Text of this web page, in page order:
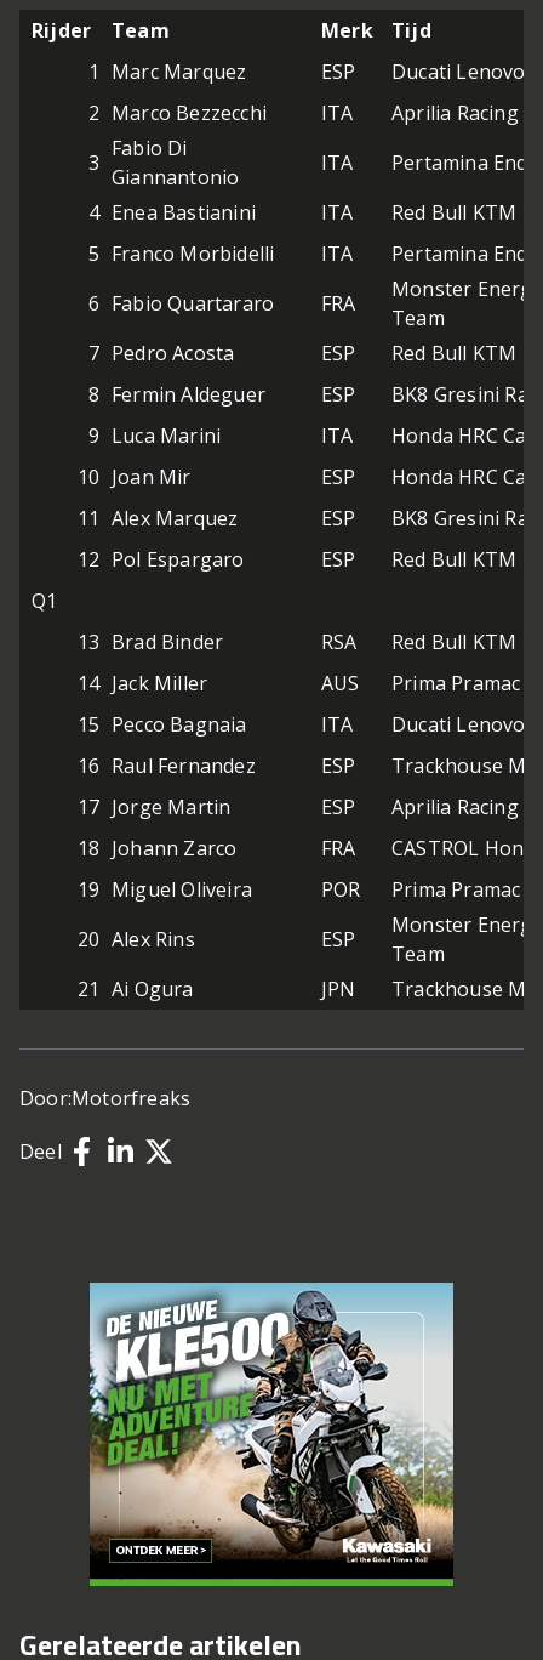
Rijder Team Merk
Tijd
1
Marc Marquez ESP
Ducati Lenovo
2 Marco Bezzecchi ITA
Aprilia Racing
3
Fabio Di
Giannantonio
ITA
Pertamina
4 Enea Bastianini ITA
Red Bull KTM
5 Franco Morbidelli ITA
Pertamina
6 Fabio Quartararo FRA
Monster
Team
7 Pedro Acosta ESP
Red Bull KTM
8 Fermin Aldeguer ESP
BK8 Gresini
9 Luca Marini ITA
Honda HRC
10 Joan Mir ESP
Honda HRC
11 Alex Marquez ESP
BK8 Gresini
12 Pol Espargaro ESP
Red Bull KTM
Q1
13 Brad Binder RSA
Red Bull KTM
14 Jack Miller AUS
Prima Pramac
15 Pecco Bagnaia ITA
Ducati Lenovo
16 Raul Fernandez ESP
Trackhouse
17 Jorge Martin ESP
Aprilia Racing
18 Johann Zarco FRA
CASTROL
19 Miguel Oliveira POR
Prima Pramac
20 Alex Rins ESP
Monster
Team
21 Ai Ogura JPN Trackhouse
Door:Motorfreaks
Deel
Gerelateerde artikelen